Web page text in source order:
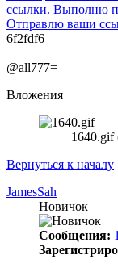
ссылки. Выполню
Отправлю ваши
6f2fdf6
@all777=
Вложения
1640.gif
Вернуться к началу
JamesSah
Новичок
Сообщения: